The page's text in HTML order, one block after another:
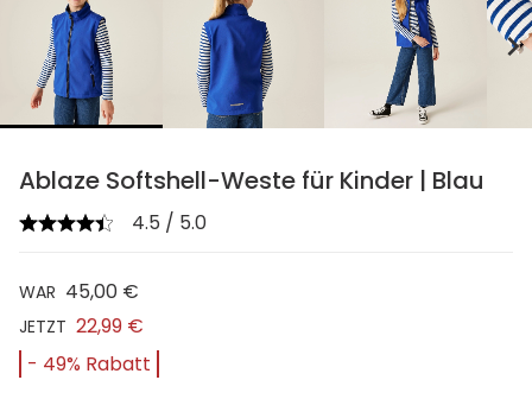
chevron_right
Ablaze Softshell-Weste für Kinder | Blau
4.5 / 5.0
WAR 45,00 €
JETZT 22,99 €
- 49% Rabatt